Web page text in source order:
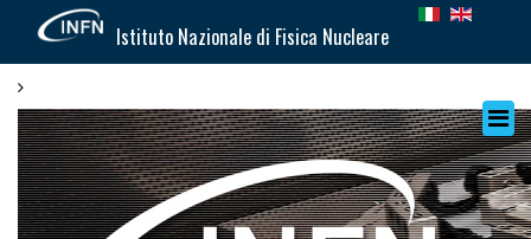
Istituto Nazionale di Fisica Nucleare